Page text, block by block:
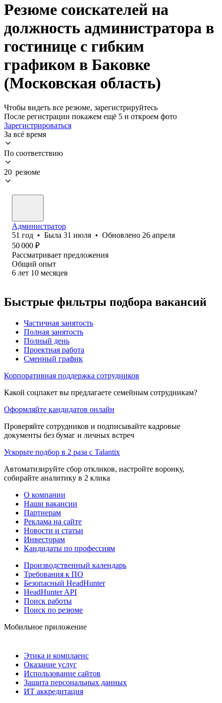
Резюме соискателей на
должность администратора в
гостинице с гибким
графиком в Баковке
(Московская область)
Чтобы видеть все резюме, зарегистрируйтесь
После регистрации покажем ещё 5 и откроем фото
Зарегистрироваться
За всё время
По соответствию
20 резюме
Администратор
51 год • Была 31 июля • Обновлено 26 апреля
50 000 ₽
Рассматривает предложения
Общий опыт
6 лет 10 месяцев
Быстрые фильтры подбора вакансий
Частичная занятость
Полная занятость
Полный день
Проектная работа
Сменный график
Корпоративная поддержка сотрудников
Какой соцпакет вы предлагаете семейным сотрудникам?
Оформляйте кандидатов онлайн
Проверяйте сотрудников и подписывайте кадровые
документы без бумаг и личных встреч
Ускорьте подбор в 2 раза с Talantix
Автоматизируйте сбор откликов, настройте воронку,
собирайте аналитику в 2 клика
О компании
Наши вакансии
Партнерам
Реклама на сайте
Новости и статьи
Инвесторам
Кандидаты по профессиям
Производственный календарь
Требования к ПО
Безопасный HeadHunter
HeadHunter API
Поиск работы
Поиск по резюме
Мобильное приложение
Этика и комплаенс
Оказание услуг
Использование сайтов
Защита персональных данных
ИТ аккредитация